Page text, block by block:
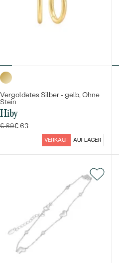
Vergoldetes Silber - gelb, Ohne
Stein
Hiby
€ 69€ 63
VERKAUF AUF LAGER